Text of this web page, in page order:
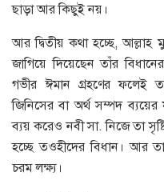
ছাড়া আর কিছুই নয়।
আর দ্বিতীয় কথা হচ্ছে, আল্লাহ
জাগিয়ে দিয়েছেন তাঁর
গভীর ঈমান গ্রহণের ফলেই
জিনিসের বা অর্থ সম্পদ
ব্যয় করেও নবী সা. নিজে তা
হচ্ছে তওহীদের বিধান। আর
চরম লক্ষ্য।